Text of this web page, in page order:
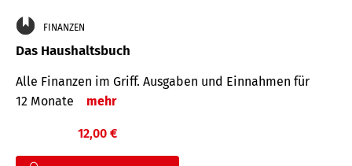
FINANZEN
Das Haushaltsbuch
Alle Finanzen im Griff. Aus­gaben und Ein­nahmen für
12 Monate
mehr
12,00 €